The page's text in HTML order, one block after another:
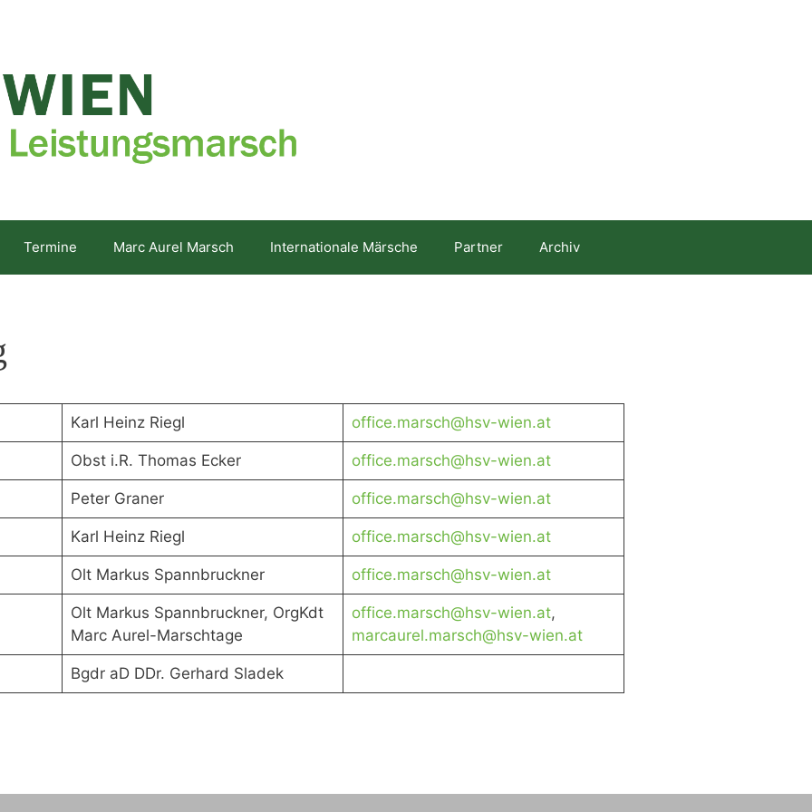
Termine Marc Aurel Marsch Internationale Märsche Partner Archiv
Karl Heinz Riegl office.marsch@hsv-wien.at
Obst i.R. Thomas Ecker office.marsch@hsv-wien.at
Peter Graner office.marsch@hsv-wien.at
Karl Heinz Riegl office.marsch@hsv-wien.at
Olt Markus Spannbruckner office.marsch@hsv-wien.at
Olt Markus Spannbruckner, OrgKdt
Marc Aurel-Marschtage
office.marsch@hsv-wien.at,
marcaurel.marsch@hsv-wien.at
Bgdr aD DDr. Gerhard Sladek